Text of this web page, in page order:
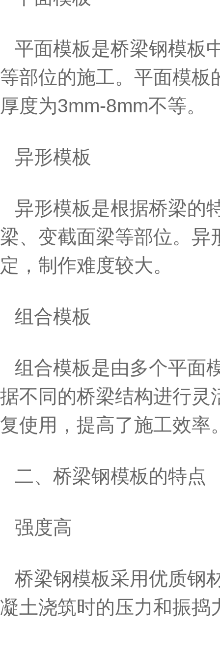
平面模板是桥梁钢模板
等部位的施工。平面模
厚度为3mm-8mm不等。
异形模板
异形模板是根据桥梁的
梁、变截面梁等部位。异
定，制作难度较大。
组合模板
组合模板是由多个平面
据不同的桥梁结构进行灵
复使用，提高了施工效率
二、桥梁钢模板的特点
强度高
桥梁钢模板采用优质钢
凝土浇筑时的压力和振捣